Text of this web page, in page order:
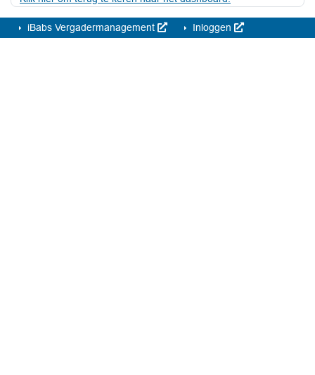
iBabs Vergadermanagement Inloggen